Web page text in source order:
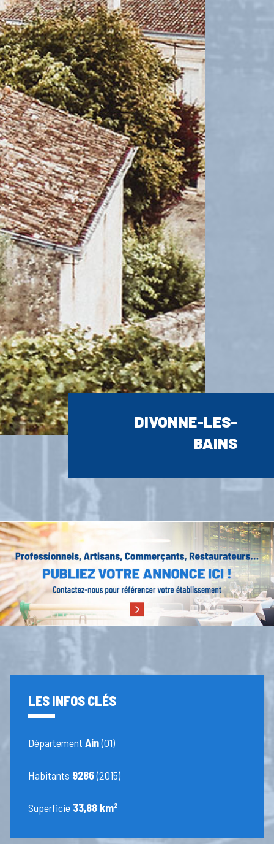
DIVONNE-LES-
BAINS
LES INFOS CLÉS
DépartementAin(01)
Habitants 9286(2015)
Superficie 33,88 km²